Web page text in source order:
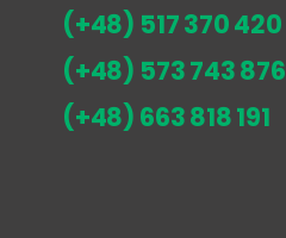
(+48) 517 370 420
(+48) 573 743 876
(+48) 663 818 191